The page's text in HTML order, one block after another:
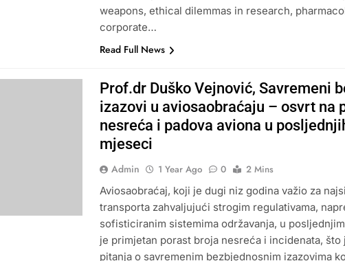
weapons, ethical dilemmas in research,
corporate…
Read Full News
Prof.dr Duško Vejnović, Savremeni
izazovi u aviosaobraćaju – osvrt na
nesreća i padova aviona u
mjeseci
Admin 1 Year Ago 0
2 Mins
Aviosaobraćaj, koji je dugi niz godina važio za
transporta zahvaljujući strogim regulativama,
sofisticiranim sistemima održavanja, u
je primjetan porast broja nesreća i incidenata,
pitanja o savremenim bezbjednosnim izazovima